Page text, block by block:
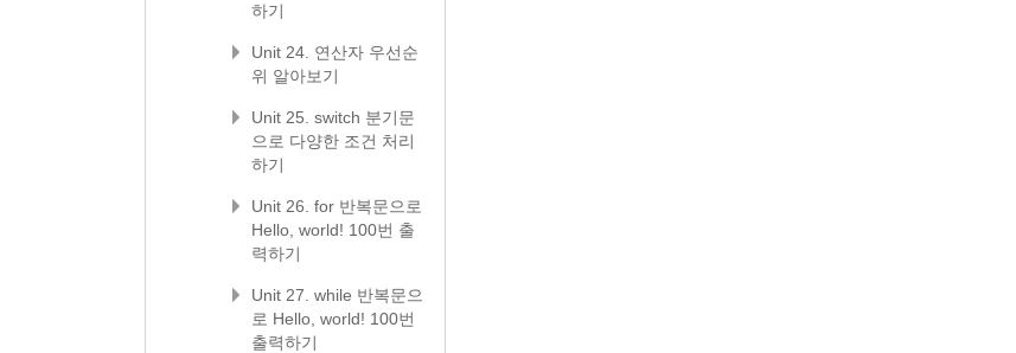
하기
Unit 24. 연산자 우선순
위 알아보기
Unit 25. switch 분기문
으로 다양한 조건 처리
하기
Unit 26. for 반복문으로
Hello, world! 100번 출
력하기
Unit 27. while 반복문으
로 Hello, world! 100번
출력하기